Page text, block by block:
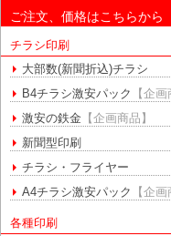
ご注文、価格はこちらから
チラシ印刷
大部数(新聞折込)チラシ
B4チラシ激安パック
【企画
激安の鉄金 【企画商品】
新聞型印刷
チラシ・フライヤー
A4チラシ激安パック
【企画
各種印刷